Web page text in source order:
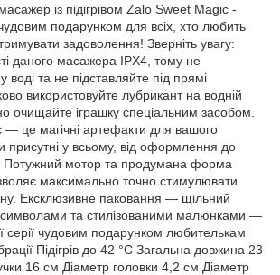
із підігрівом Zalo Sweet Magic -
подарунком для всіх, хто любить
задоволення! Зверніть увагу:
даного масажера IPX4, тому не
воді та не підставляйте під прямі
використовуйте лубрикант на водній
очищайте іграшку спеціальним засобом.
— це магічні артефакти для вашого
присутні у всьому, від оформлення до
Потужний мотор та продумана форма
максимально точно стимулювати
Ексклюзивне паковання — щільний
символами та стилізованими малюнками —
серії чудовим подарунком любителькам
Підігрів до 42 °С Загальна довжина 23
16 см Діаметр головки 4,2 см Діаметр